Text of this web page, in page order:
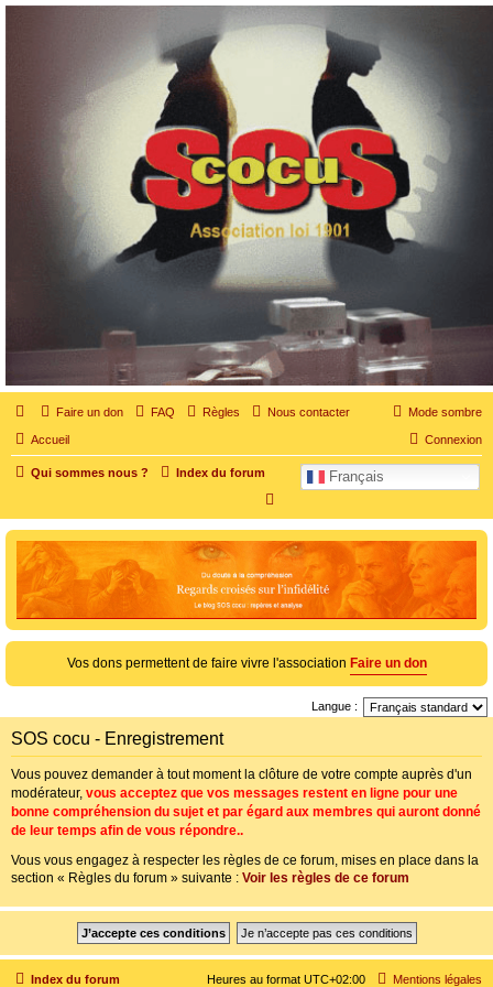
SOS cocu
SOS cocu est une association loi 1901 dont l'objet est le soutien aux victimes d'adultère.
Pouvoir parler, se confier, recevoir un soutien moral pour traverser une situation
personnelle douloureuse
Mode sombre
Faire un don FAQ Règles Nous contacter
Accueil Connexion
Qui sommes nous ? Index du forum Français
c
h
e
r
c
h
Vos dons permettent de faire vivre l'association Faire un don
Langue :
SOS cocu - Enregistrement
Vous pouvez demander à tout moment la clôture de votre compte auprès d'un
modérateur, vous acceptez que vos messages restent en ligne pour une
bonne compréhension du sujet et par égard aux membres qui auront donné
de leur temps afin de vous répondre..
Vous vous engagez à respecter les règles de ce forum, mises en place dans la
section « Règles du forum » suivante : Voir les règles de ce forum
Index du forum Mentions légales
Heures au format UTC+02:00